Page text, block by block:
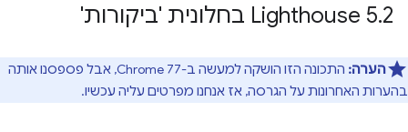
‫Lighthouse 5.2 בחלונית 'ביקורות'
הערה:
התכונה הזו הושקה למעשה ב-Chrome 77, אבל פספסנו אותה
בהערות האחרונות על הגרסה, אז אנחנו מפרטים עליה עכשיו.